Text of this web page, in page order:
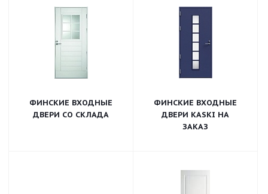
ФИНСКИЕ ВХОДНЫЕ
ДВЕРИ СО СКЛАДА
ФИНСКИЕ ВХОДНЫЕ
ДВЕРИ KASKI НА
ЗАКАЗ